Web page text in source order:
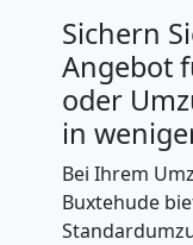
Sichern
Angebot
oder
in
Bei Ihrem
Buxtehude
Anfrage
National